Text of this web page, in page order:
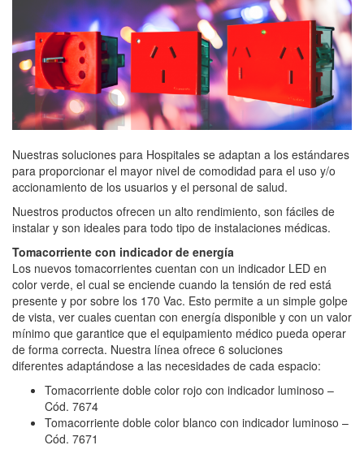
Nuestras soluciones para Hospitales se adaptan a los estándares
para proporcionar el mayor nivel de comodidad para el uso y/o
accionamiento de los usuarios y el personal de salud.
Nuestros productos ofrecen un alto rendimiento, son fáciles de
instalar y son ideales para todo tipo de instalaciones médicas.
Tomacorriente con indicador de energía
Los nuevos tomacorrientes cuentan con un indicador LED en
color verde, el cual se enciende cuando la tensión de red está
presente y por sobre los 170 Vac. Esto permite a un simple golpe
de vista, ver cuales cuentan con energía disponible y con un valor
mínimo que garantice que el equipamiento médico pueda operar
de forma correcta. Nuestra línea ofrece 6 soluciones
diferentes adaptándose a las necesidades de cada espacio:
Tomacorriente doble color rojo con indicador luminoso –
Cód. 7674
Tomacorriente doble color blanco con indicador luminoso –
Cód. 7671